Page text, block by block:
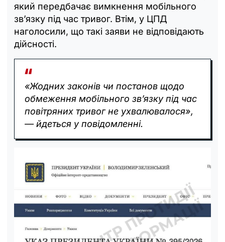
який передбачає вимкнення мобільного
зв’язку під час тривог. Втім, у ЦПД
наголосили, що такі заяви не відповідають
дійсності.
«Жодних законів чи постанов щодо
обмеження мобільного звʼязку під час
повітряних тривог не ухвалювалося»,
— йдеться у повідомленні.